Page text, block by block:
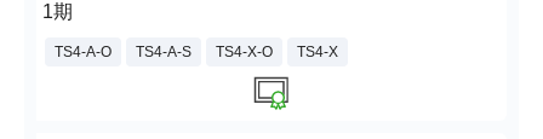
1期
TS4-A-O TS4-A-S TS4-X-O TS4-X